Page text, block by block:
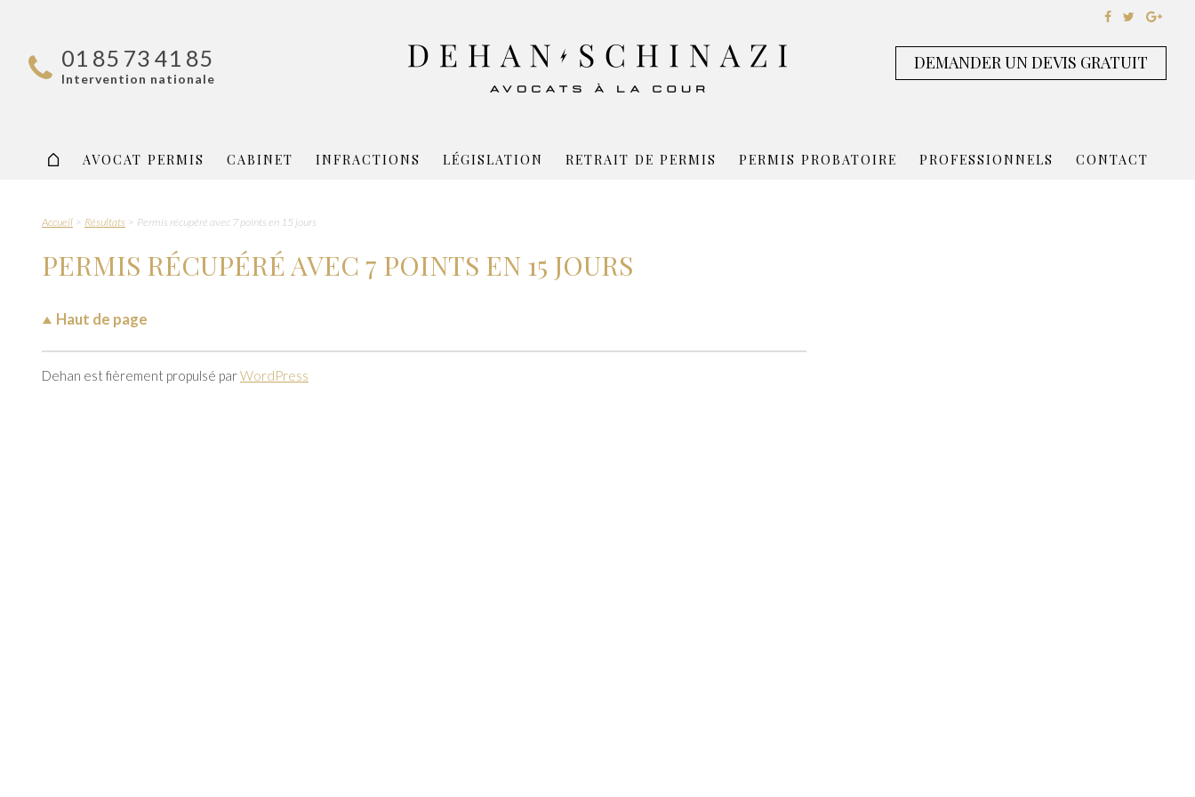
01 85 73 41 85
Intervention nationale
DEMANDER UN DEVIS GRATUIT
AVOCAT PERMIS CABINET INFRACTIONS LÉGISLATION RETRAIT DE PERMIS PERMIS PROBATOIRE PROFESSIONNELS CONTACT
Accueil Résultats Permis récupéré avec 7 points en 15 jours
PERMIS RÉCUPÉRÉ AVEC 7 POINTS EN 15 JOURS
Haut de page
Dehan est fièrement propulsé parWordPress